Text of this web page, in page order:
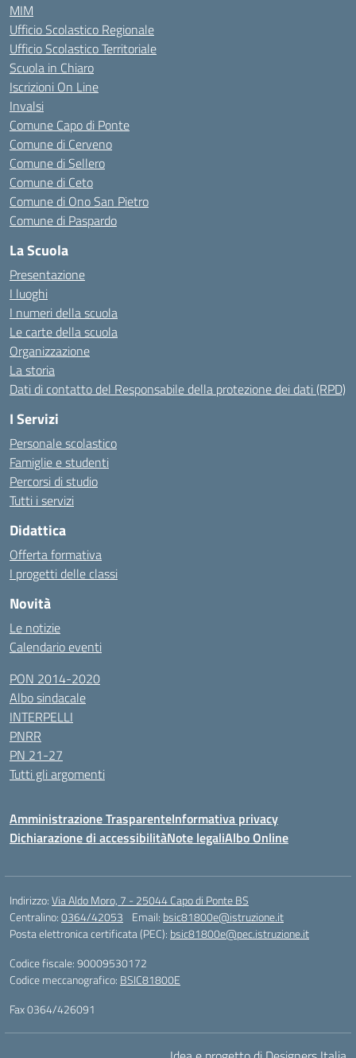
MIM
Ufficio Scolastico Regionale
Ufficio Scolastico Territoriale
Scuola in Chiaro
Iscrizioni On Line
Invalsi
Comune Capo di Ponte
Comune di Cerveno
Comune di Sellero
Comune di Ceto
Comune di Ono San Pietro
Comune di Paspardo
La Scuola
Presentazione
I luoghi
I numeri della scuola
Le carte della scuola
Organizzazione
La storia
Dati di contatto del Responsabile della protezione dei dati (RPD)
I Servizi
Personale scolastico
Famiglie e studenti
Percorsi di studio
Tutti i servizi
Didattica
Offerta formativa
I progetti delle classi
Novità
Le notizie
Calendario eventi
PON 2014-2020
Albo sindacale
INTERPELLI
PNRR
PN 21-27
Tutti gli argomenti
Amministrazione TrasparenteInformativa privacy
Dichiarazione di accessibilitàNote legaliAlbo Online
Indirizzo:Via Aldo Moro, 7 - 25044 Capo di Ponte BS
Centralino:0364/42053 Email: bsic81800e@istruzione.it
Posta elettronica certificata (PEC): bsic81800e@pec.istruzione.it
Codice fiscale: 90009530172
Codice meccanografico: BSIC81800E
Fax 0364/426091